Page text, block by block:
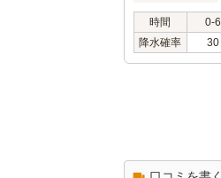
時間 0-6
降水確率
30